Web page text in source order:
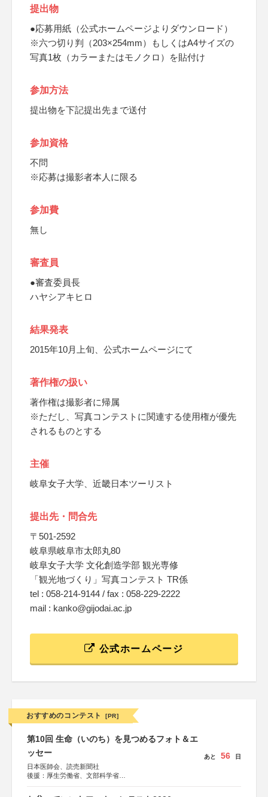
提出物
●応募用紙（公式ホームページよりダウンロード）
※六つ切り判（203×254mm）もしくはA4サイズの
写真1枚（カラーまたはモノクロ）を貼付け
参加方法
提出物を下記提出先まで送付
参加資格
不問
※応募は撮影者本人に限る
参加費
無し
審査員
●審査委員長
ハヤシアキヒロ
結果発表
2015年10月上旬、公式ホームページにて
著作権の扱い
著作権は撮影者に帰属
※ただし、写真コンテストに関連する使用権が優先
されるものとする
主催
岐阜女子大学、近畿日本ツーリスト
提出先・問合先
〒501-2592
岐阜県岐阜市太郎丸80
岐阜女子大学 文化創造学部 観光専修
「観光地づくり」写真コンテスト TR係
tel : 058-214-9144 / fax : 058-229-2222
mail : kanko@gijodai.ac.jp
公式ホームページ
おすすめのコンテスト [PR]
第10回 生命（いのち）を見つめるフォト＆エ
ッセー
日本医師会、読売新聞社
後援：厚生労働省、文部科学省
あと 56 日